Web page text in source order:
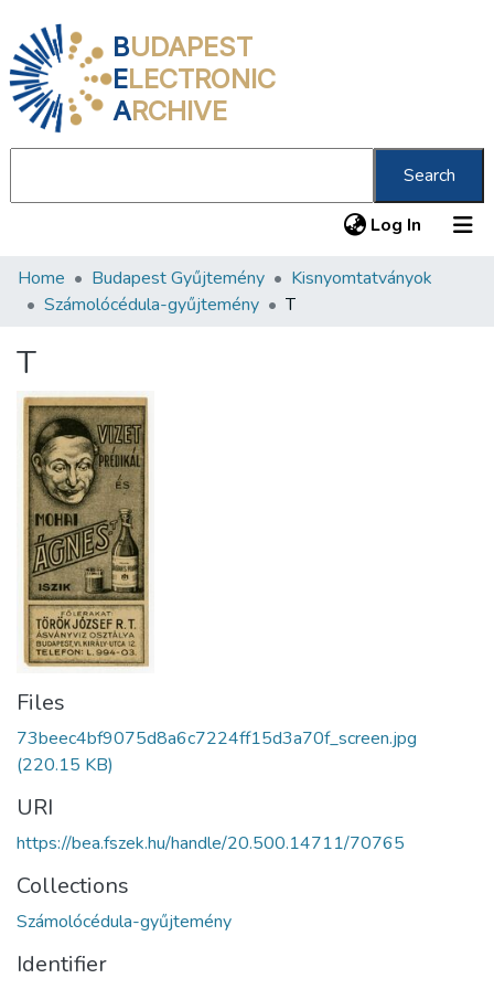
BUDAPEST
ELECTRONIC
ARCHIVE
Search
Log In (current)
Communities & Collections
Statistics
About us
Home Budapest Gyűjtemény
Kisnyomtatványok
Számolócédula-gyűjtemény
T
T
Files
73beec4bf9075d8a6c7224ff15d3a70f_screen.jpg
(220.15 KB)
URI
https://bea.fszek.hu/handle/20.500.14711/70765
Collections
Számolócédula-gyűjtemény
Identifier